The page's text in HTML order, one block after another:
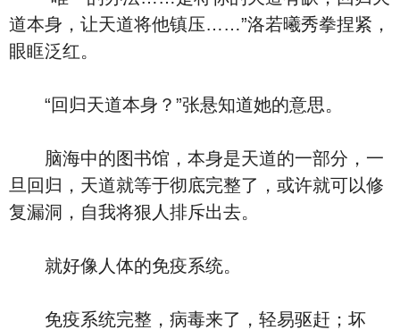
道本身，让天道将他镇压……”洛若曦秀拳捏紧，
眼眶泛红。
“回归天道本身？”张悬知道她的意思。
脑海中的图书馆，本身是天道的一部分，一
旦回归，天道就等于彻底完整了，或许就可以修
复漏洞，自我将狠人排斥出去。
就好像人体的免疫系统。
免疫系统完整，病毒来了，轻易驱赶；坏